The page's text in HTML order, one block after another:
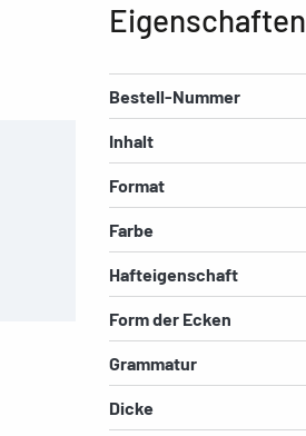
Eigenschaften
Bestell-Nummer
Inhalt
Format
Farbe
Hafteigenschaft
Form der Ecken
Grammatur
Dicke